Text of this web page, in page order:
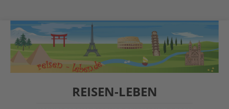
REISEN-LEBEN